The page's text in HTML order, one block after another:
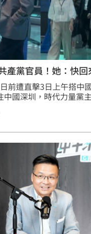
產黨官員！她：快回
前遭直擊3日上午搭中
中國深圳，時代力量黨
員碰面，交流計劃裡面
把問題說清楚，不要
險了。